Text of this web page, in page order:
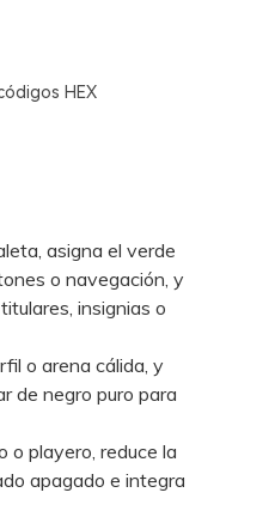
HEX
asigna el verde
o navegación, y
insignias o
o arena cálida, y
de negro puro para
playero, reduce la
apagado e integra